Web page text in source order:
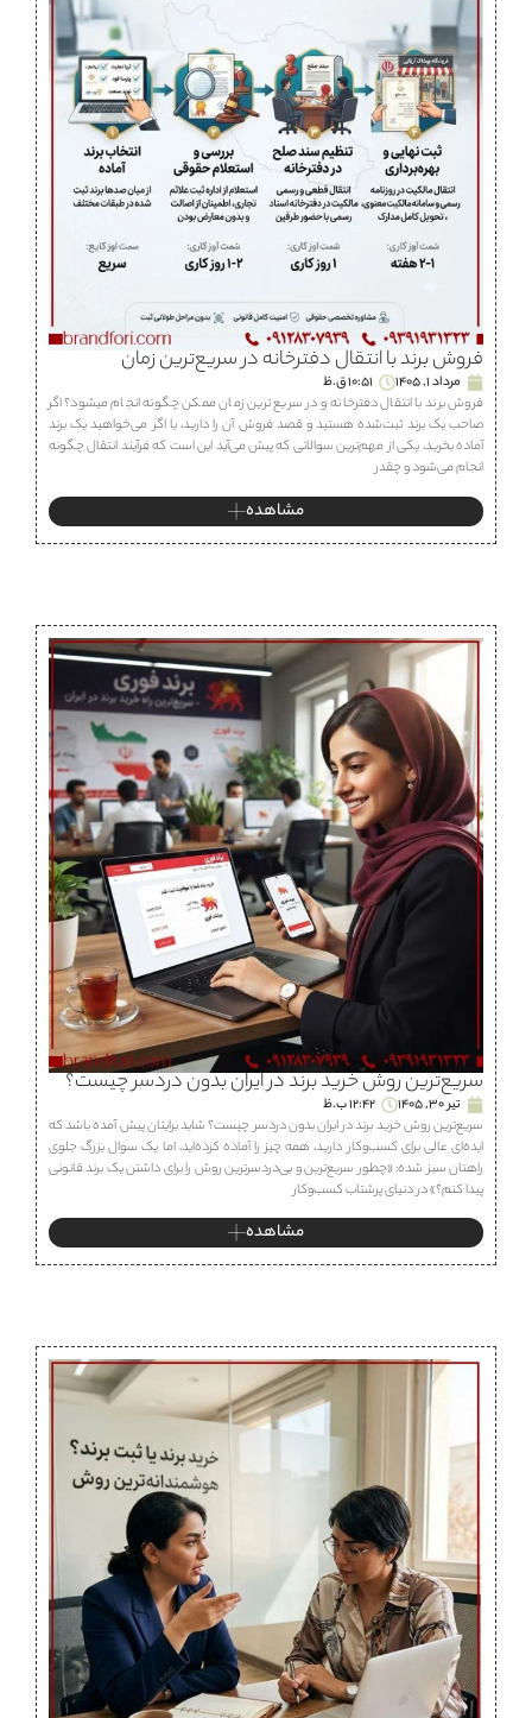
فروش برند با انتقال دفترخانه در سریع‌ترین زمان
مرداد 1, 1405
10:51 ق.ظ
فروش برند با انتقال دفترخانه و در سریع ترین زمان ممکن چگونه انجام میشود؟ اگر
صاحب یک برند ثبت‌شده هستید و قصد فروش آن را دارید، یا اگر می‌خواهید یک برند
آماده بخرید، یکی از مهم‌ترین سوالاتی که پیش می‌آید این است که فرآیند انتقال چگونه
انجام می‌شود و چقدر
مشاهده
سریع‌ترین روش خرید برند در ایران بدون دردسر چیست؟
تیر 30, 1405
12:42 ب.ظ
سریع‌ترین روش خرید برند در ایران بدون دردسر چیست؟ شاید برایتان پیش آمده باشد که
ایده‌ای عالی برای کسب‌وکار دارید، همه چیز را آماده کرده‌اید، اما یک سوال بزرگ جلوی
راهتان سبز شده: «چطور سریع‌ترین و بی‌دردسرترین روش را برای داشتن یک برند قانونی
پیدا کنم؟» در دنیای پرشتاب کسب‌وکار
مشاهده